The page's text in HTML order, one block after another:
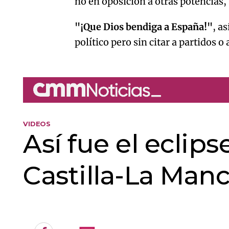
"¡Que Dios bendiga a España!",
político pero sin citar a partidos o
VIDEOS
Así fue el
Castilla-La